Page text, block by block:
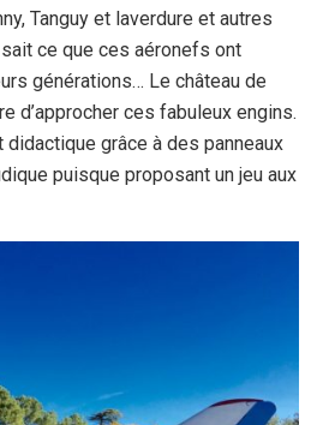
Tanguy et laverdure et autres
ce que ces aéronefs ont
générations… Le château de
d’approcher ces fabuleux engins.
grâce à des panneaux
puisque proposant un jeu aux